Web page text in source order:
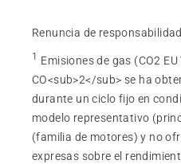
Renuncia de
1 Emisiones de gas (CO2 EU
CO<sub>2</sub> se ha
durante un ciclo fijo en
modelo representativo
(familia de motores) y no
expresas sobre el